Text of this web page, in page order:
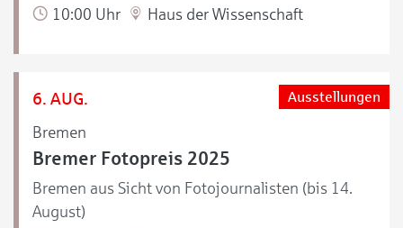
10:00 Uhr
Haus der Wissenschaft
6. AUG.
Bremen
Ausstellungen
Bremer Fotopreis 2025
Bremen aus Sicht von Fotojournalisten (bis 14.
August)